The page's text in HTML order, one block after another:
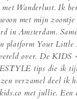
met Wanderlust. Ik
met mijn
in Amsterdam.
platform Your Little
over. De
tips die ik
verzamel deel ik
met jullie. Een